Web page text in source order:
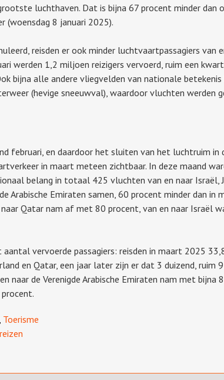
luchthaven. Dat is bijna 67 procent minder dan
(woensdag 8 januari 2025).
reisden er ook minder luchtvaartpassagiers van
werden 1,2 miljoen reizigers vervoerd, ruim een
bijna alle andere vliegvelden van nationale betekenis
(hevige sneeuwval), waardoor vluchten werden
februari, en daardoor het sluiten van het luchtruim in
in maart meteen zichtbaar. In deze maand
belang in totaal 425 vluchten van en naar Israël,
Arabische Emiraten samen, 60 procent minder dan in
Qatar nam af met 80 procent, van en naar Israël
vervoerde passagiers: reisden in maart 2025
en Qatar, een jaar later zijn er dat 3 duizend, ruim
naar de Verenigde Arabische Emiraten nam met bijna
Toerisme
reizen